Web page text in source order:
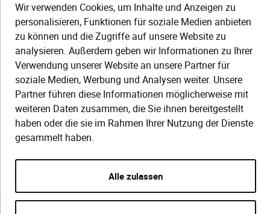
Wir verwenden Cookies, um Inhalte und Anzeigen zu
personalisieren, Funktionen für soziale Medien anbieten
zu können und die Zugriffe auf unsere Website zu
analysieren. Außerdem geben wir Informationen zu Ihrer
Verwendung unserer Website an unsere Partner für
soziale Medien, Werbung und Analysen weiter. Unsere
Partner führen diese Informationen möglicherweise mit
weiteren Daten zusammen, die Sie ihnen bereitgestellt
haben oder die sie im Rahmen Ihrer Nutzung der Dienste
gesammelt haben.
Alle zulassen
Mo.–Do. 08:00–16:00 Uhr
Fr. 08:00–13:30 Uhr
SERVICE
Hilfe (FAQ)
Gesetze
Kontakt
KAUF UND BESTELLUNG
Versand und Lieferung
Bestellung
Impressum AGB Datenschutzbedingungen